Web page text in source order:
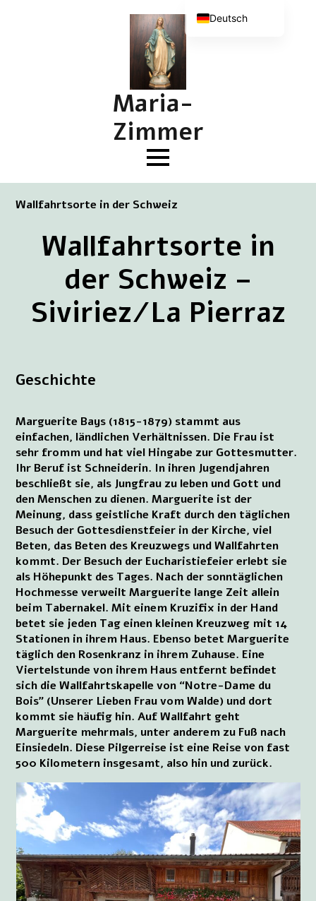
Maria-
Zimmer
Wallfahrtsorte in der Schweiz
Wallfahrtsorte in
der Schweiz –
Siviriez/La Pierraz
Geschichte
Marguerite Bays (1815-1879) stammt aus
einfachen, ländlichen Verhältnissen. Die Frau ist
sehr fromm und hat viel Hingabe zur Gottesmutter.
Ihr Beruf ist Schneiderin. In ihren Jugendjahren
beschließt sie, als Jungfrau zu leben und Gott und
den Menschen zu dienen. Marguerite ist der
Meinung, dass geistliche Kraft durch den täglichen
Besuch der Gottesdienstfeier in der Kirche, viel
Beten, das Beten des Kreuzwegs und Wallfahrten
kommt. Der Besuch der Eucharistiefeier erlebt sie
als Höhepunkt des Tages. Nach der sonntäglichen
Hochmesse verweilt Marguerite lange Zeit allein
beim Tabernakel. Mit einem Kruzifix in der Hand
betet sie jeden Tag einen kleinen Kreuzweg mit 14
Stationen in ihrem Haus. Ebenso betet Marguerite
täglich den Rosenkranz in ihrem Zuhause. Eine
Viertelstunde von ihrem Haus entfernt befindet
sich die Wallfahrtskapelle von “Notre-Dame du
Bois” (Unserer Lieben Frau vom Walde) und dort
kommt sie häufig hin. Auf Wallfahrt geht
Marguerite mehrmals, unter anderem zu Fuß nach
Einsiedeln. Diese Pilgerreise ist eine Reise von fast
500 Kilometern insgesamt, also hin und zurück.
Deutsch